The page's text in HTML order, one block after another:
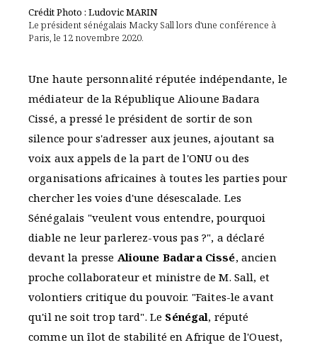
Crédit Photo : Ludovic MARIN
Le président sénégalais Macky Sall lors d'une conférence à
Paris, le 12 novembre 2020.
Une haute personnalité réputée indépendante, le
médiateur de la République Alioune Badara
Cissé, a pressé le président de sortir de son
silence pour s'adresser aux jeunes, ajoutant sa
voix aux appels de la part de l'ONU ou des
organisations africaines à toutes les parties pour
chercher les voies d'une désescalade. Les
Sénégalais "veulent vous entendre, pourquoi
diable ne leur parlerez-vous pas ?", a déclaré
devant la presse Alioune Badara Cissé, ancien
proche collaborateur et ministre de M. Sall, et
volontiers critique du pouvoir. "Faites-le avant
qu'il ne soit trop tard". Le Sénégal, réputé
comme un îlot de stabilité en Afrique de l'Ouest,